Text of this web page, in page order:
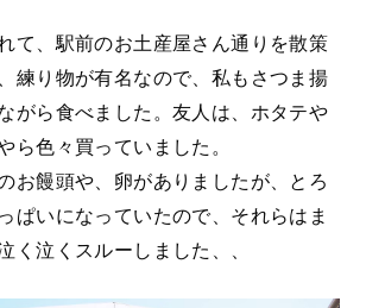
て、駅前のお土産屋さん通りを散策
練り物が有名なので、私もさつま揚
がら食べました。友人は、ホタテや
ら色々買っていました。
お饅頭や、卵がありましたが、とろ
ぱいになっていたので、それらはま
く泣くスルーしました、、